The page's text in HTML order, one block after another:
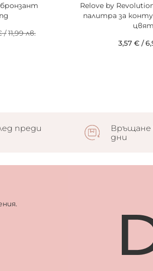
/11,99 лв.
Relove by
палитра за
3,57 €/
преди
Връщане
дни